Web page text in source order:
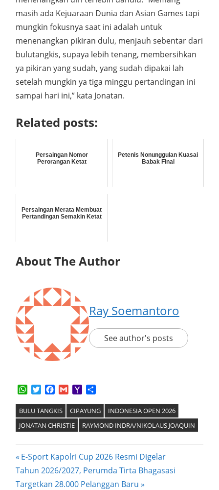
masih ada Kejuaraan Dunia dan Asian Games tapi
mungkin fokusnya saat ini adalah untuk
menenangkan pikiran dulu, menjauh sebentar dari
bulutangkis, supaya lebih tenang, membersihkan
ya pikiran yang sudah, yang sudah dipakai lah
setelah mungkin ya tiga minggu pertandingan ini
sampai hari ini,” kata Jonatan.
Related posts:
Persaingan Nomor
Perorangan Ketat
Petenis Nonunggulan Kuasai
Babak Final
Persaingan Merata Membuat
Pertandingan Semakin Ketat
About The Author
Ray Soemantoro
See author's posts
WhatsApp
TwitterFacebook
GmailYahoo
BULU TANGKIS CIPAYUNG
INDONESIA OPEN 2026
JONATAN CHRISTIE
RAYMOND INDRA/NIKOLAUS JOAQUIN
Post
navigation
Previous
Post:
E-Sport Kapolri Cup 2026 Resmi Digelar
Next
Post:
Tahun 2026/2027, Perumda Tirta Bhagasasi
Targetkan 28.000 Pelanggan Baru